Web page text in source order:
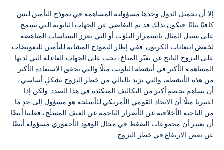
إلا أن تحميل الدول وحدها مسؤولية المساهمة في نموذج التأمين ليس
كافيًا بتاتًا. فيكون بذلك قد تم التغاضي عن الجهات الثانوية التي تسمح
على سبيل المثال باستمرار التلوّث أو التي تعزز السياسات المناهضة
لخفض انبعاثات الكربون. ففي إطار النموذج المشابه للتأمين للتعويضات
على النزوح الناتج عن تغيّر المناخ، يجب على الجهات الفاعلة التي لديها
المساهمة الأكبر في أنشطة التلويث مثلًا والتي تحقق الاستفادة الأكبر
من هذه الأنشطة، والتي تزيد بالتالي من خطر النزوح بشكلٍ أساسي،
أن تساهم بحصةٍ أكبر من التكاليف المتكبّدة في هذا الصدد. ولكن إذا
اعتبرنا مثلًا أن الاتحاد القومي الأمريكي للأسلحة هو مسؤول إلى حدٍ ما
من الناحية الأخلاقية عن الأضرار الناجمة عن العنف المسلّح، فعلينا أيضًا
أن نعتبر أن مجموعات الضغط في مجال الوقود الأحفوري مسؤولة أيضًا
عن بعض الارتفاع في خطر النزوح.